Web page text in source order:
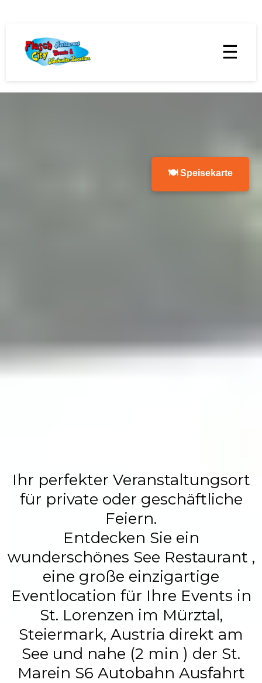
☰
🍽 Speisekarte
Restaurant,
Events &
Ihr perfekter Veranstaltungsort
für private oder geschäftliche
Feiern.
Entdecken Sie ein
wunderschönes See Restaurant ,
eine große einzigartige
Eventlocation für Ihre Events in
St. Lorenzen im Mürztal,
Steiermark, Austria direkt am
See und nahe (2 min ) der St.
Marein S6 Autobahn Ausfahrt